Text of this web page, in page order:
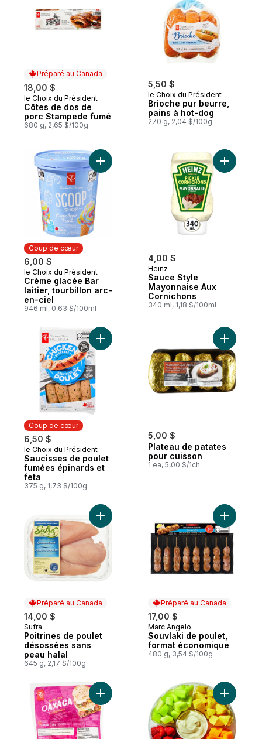
Préparé au Canada
18,00 $
Préparé au Canada
le Choix du Président
Côtes de dos de
porc Stampede fumé
680 g, 2,65 $/100g
5,50 $
le Choix du Président
Brioche pur beurre,
pains à hot-dog
270 g, 2,04 $/100g
Coup de cœur
6,00 $
Coup de cœur
le Choix du Président
Crème glacée Bar
laitier, tourbillon arc-
en-ciel
946 ml, 0,63 $/100ml
Ajouter Crème glacée Bar laitier,
4,00 $
Heinz
Sauce Style
Mayonnaise Aux
Cornichons
340 ml, 1,18 $/100ml
Ajouter
Coup de cœur
6,50 $
Coup de cœur
le Choix du Président
Saucisses de poulet
fumées épinards et
feta
375 g, 1,73 $/100g
Ajouter Saucisses de poulet fumées
5,00 $
Plateau de patates
pour cuisson
1 ea, 5,00 $/1ch
Ajouter
Préparé au Canada
14,00 $
Préparé au Canada
Sufra
Poitrines de poulet
désossées sans
peau halal
645 g, 2,17 $/100g
Ajouter Poitrines de poulet désossées
Préparé au Canada
17,00 $
Préparé au Canada
Marc Angelo
Souvlaki de poulet,
format économique
480 g, 3,54 $/100g
Ajouter
Ajouter Oaxaca de style mexicain au
Ajouter